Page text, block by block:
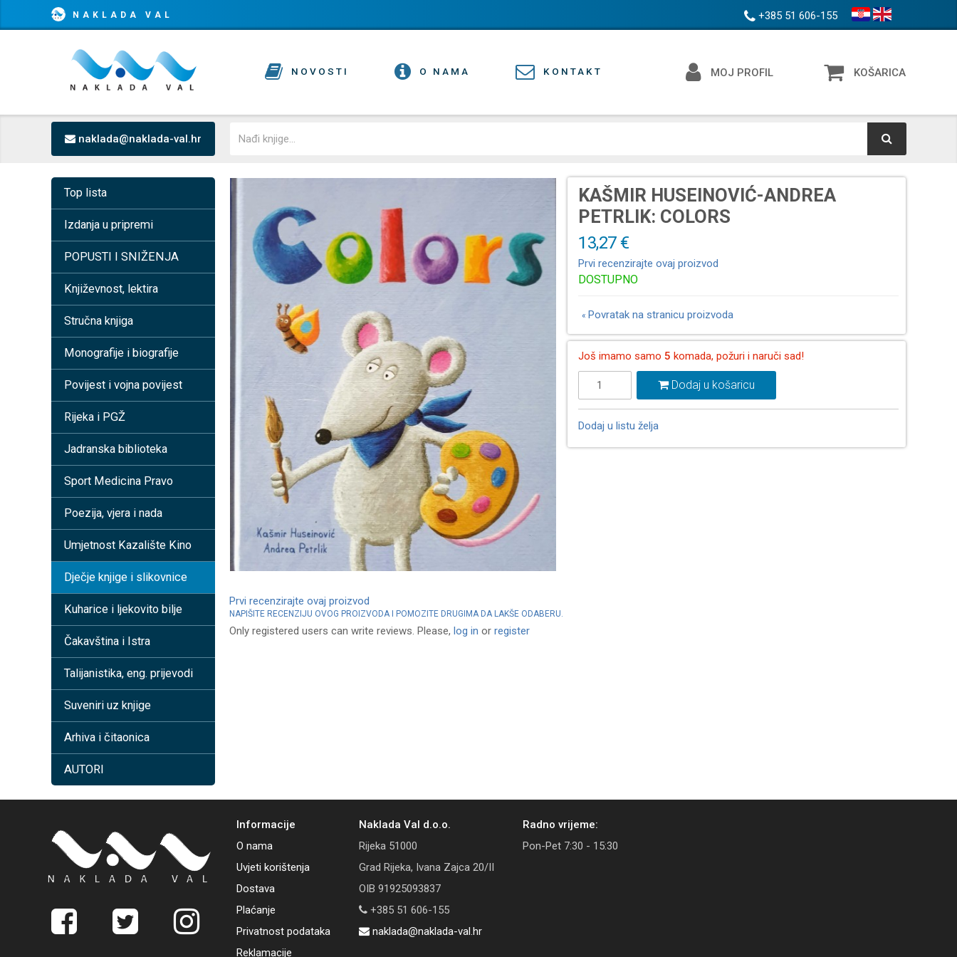
NAKLADA VAL +385 51 606-155
NOVOSTI O NAMA KONTAKT MOJ PROFIL KOŠARICA
naklada@naklada-val.hr
KAŠMIR HUSEINOVIĆ-ANDREA
PETRLIK: COLORS
13,27 €
Prvi recenzirajte ovaj proizvod
DOSTUPNO
« Povratak na stranicu proizvoda
Još imamo samo 5 komada, požuri i naruči sad!
Dodaj u košaricu
Dodaj u listu želja
Prvi recenzirajte ovaj proizvod
NAPIŠITE RECENZIJU OVOG PROIZVODA I POMOZITE DRUGIMA DA LAKŠE ODABERU.
Only registered users can write reviews. Please, log in or register
Top lista
Izdanja u pripremi
POPUSTI I SNIŽENJA
Književnost, lektira
Stručna knjiga
Monografije i biografije
Povijest i vojna povijest
Rijeka i PGŽ
Jadranska biblioteka
Sport Medicina Pravo
Poezija, vjera i nada
Umjetnost Kazalište Kino
Dječje knjige i slikovnice
Kuharice i ljekovito bilje
Čakavština i Istra
Talijanistika, eng. prijevodi
Suveniri uz knjige
Arhiva i čitaonica
AUTORI
Informacije
O nama
Uvjeti korištenja
Dostava
Plaćanje
Privatnost podataka
Reklamacije
Naklada Val d.o.o.
Rijeka 51000
Grad Rijeka, Ivana Zajca 20/II
OIB 91925093837
+385 51 606-155
naklada@naklada-val.hr
Radno vrijeme:
Pon-Pet 7:30 - 15:30